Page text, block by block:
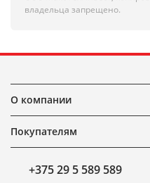
владельца запрещено.
О компании
Покупателям
+375 29 5 589 589